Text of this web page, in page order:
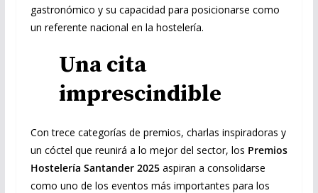
gastronómico y su capacidad para posicionarse como
un referente nacional en la hostelería.
Una cita
imprescindible
Con trece categorías de premios, charlas inspiradoras y
un cóctel que reunirá a lo mejor del sector, los Premios
Hostelería Santander 2025aspiran a consolidarse
como uno de los eventos más importantes para los